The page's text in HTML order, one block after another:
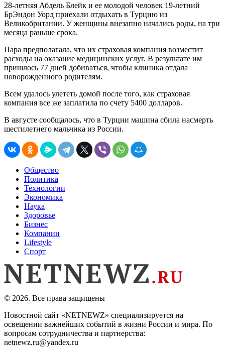
28-летняя Абдель Блейк и ее молодой человек 19-летний
БрЭндон Уорд приехали отдыхать в Турцию из
Великобритании. У женщины внезапно начались роды, на три
месяца раньше срока.
Пара предполагала, что их страховая компания возместит
расходы на оказание медицинских услуг. В результате им
пришлось 77 дней добиваться, чтобы клиника отдала
новорожденного родителям.
Всем удалось улететь домой после того, как страховая
компания все же заплатила по счету 5400 долларов.
В августе сообщалось, что в Турции машина сбила насмерть
шестилетнего мальчика из России.
Общество
Политика
Технологии
Экономика
Наука
Здоровье
Бизнес
Компании
Lifestyle
Спорт
© 2026. Все права защищены
Новостной сайт «NETNEWZ» специализируется на
освещении важнейших событий в жизни России и мира. По
вопросам сотрудничества и партнерства:
netnewz.ru@yandex.ru